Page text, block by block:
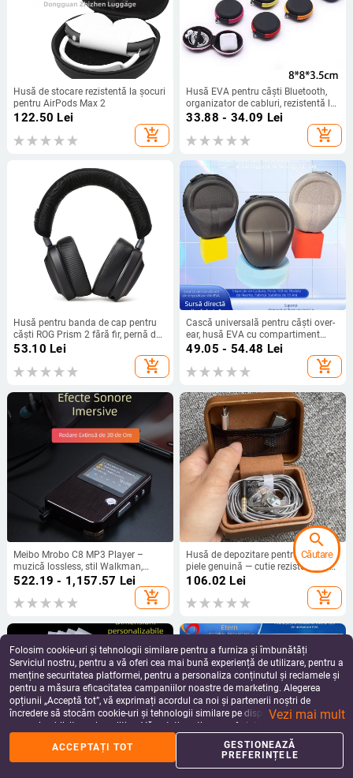
apps
Coș
%
Reduceri Profil
Husă de stocare rezistentă la șocuri
pentru AirPods Max 2
122.50 Lei
add_shopping_cart
Husă EVA pentru căști Bluetooth,
organizator de cabluri, rezistentă la
șocuri, geantă de depozitare
33.88 - 34.09 Lei
add_shopping_cart
Husă pentru banda de cap pentru
căști ROG Prism 2 fără fir, pernă de
protecție pentru bara transversală
și husă din plasă moale cu fermoar
53.10 Lei
add_shopping_cart
Cască universală pentru căști over-
ear, husă EVA cu compartiment
mare pentru Edifier, Sony Wireless
Bluetooth, cutie de protecție Audio-
Technica
49.05 - 54.48 Lei
add_shopping_cart
Meibo Mrobo C8 MP3 Player –
muzică lossless, stil Walkman,
cititor de e-book, înregistrare,
repetor pentru ascultare în engleză
522.19 - 1,157.57 Lei
add_shopping_cart
Husă de depozitare pentru căști din
piele genuină — cutie rezistentă la
șocuri și presiune pentru căștile cu
fir, husă portabilă de protecție,
cutiuță mică multifuncțională
106.02 Lei
add_shopping_cart
Folosim cookie-uri și tehnologii similare pentru a furniza și îmbunătăți
Serviciul nostru, pentru a vă oferi cea mai bună experiență de utilizare, pentru a
menține securitatea platformei, pentru a personaliza conținutul și reclamele și
pentru a măsura eficacitatea campaniilor noastre de marketing. Alegerea
opțiunii „Acceptă tot”, vă exprimați acordul ca noi și partenerii noștri de
încredere să stocăm cookie-uri și tehnologii similare pe dispozitivul dvs. în
scopuri publicitare și analitice. Vă puteți gestiona preferințele în orice moment
făcând clic pe „Gestionează preferințele”. Pentru mai multe informații, vă
rugăm să consultațiPolitica noastră de confidențialitate.
Vezi mai mult
ACCEPTAȚI TOT
GESTIONEAZĂ
PREFERINȚELE
search
Căutare